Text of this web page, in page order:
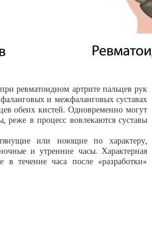
ревматоидном артрите пальцев рук
и межфаланговых суставах
обеих кистей. Одновременно могут
реже в процесс вовлекаются суставы
или ноющие по характеру,
и утренние часы. Характерная
в течение часа после «разработки»